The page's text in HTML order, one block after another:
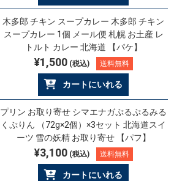
木多郎 チキン スープカレー 木多郎 チキン
スープカレー 1個 メール便 札幌 お土産 レ
トルト カレー 北海道 【パケ】
¥1,500(税込) 送料無料
カートにいれる
プリン お取り寄せ シマエナガぷるぷるみる
くぷりん （72g×2個）×3セット 北海道スイ
ーツ 雪の妖精 お取り寄せ 【パフ】
¥3,100(税込) 送料無料
カートにいれる